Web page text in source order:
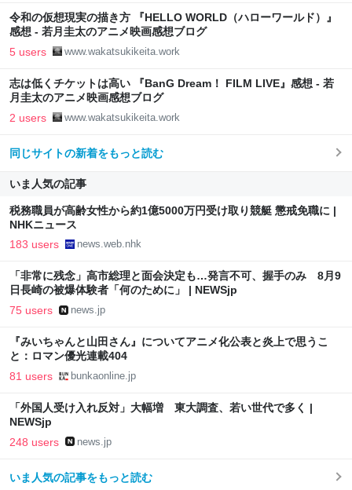
令和の仮想現実の描き方 『HELLO WORLD（ハローワールド）』
感想 - 若月圭太のアニメ映画感想ブログ
5 users www.wakatsukikeita.work
志は低くチケットは高い 『BanG Dream！ FILM LIVE』感想 - 若
月圭太のアニメ映画感想ブログ
2 users www.wakatsukikeita.work
同じサイトの新着をもっと読む
いま人気の記事
税務職員が高齢女性から約1億5000万円受け取り競艇 懲戒免職に |
NHKニュース
183 users news.web.nhk
「非常に残念」高市総理と面会決定も…発言不可、握手のみ 8月9
日長崎の被爆体験者「何のために」 | NEWSjp
75 users news.jp
『みいちゃんと山田さん』についてアニメ化公表と炎上で思うこ
と：ロマン優光連載404
81 users bunkaonline.jp
「外国人受け入れ反対」大幅増 東大調査、若い世代で多く |
NEWSjp
248 users news.jp
いま人気の記事をもっと読む